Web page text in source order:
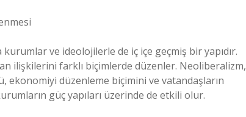
ve ideolojilerle de iç içe geçmiş bir yapıdır.
ilişkilerini farklı biçimlerde düzenler. Neoliberalizm,
düzenleme biçimini ve vatandaşların
güç yapıları üzerinde de etkili olur.